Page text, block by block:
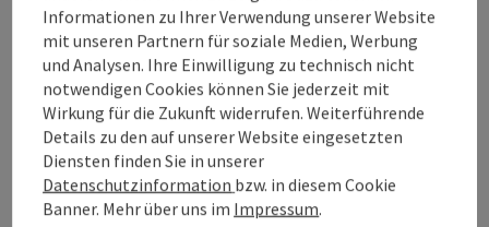
Verpflegung
Frühstück
Reiseablauf
buchbar von April bis Oktober
Preise zzgl. Tourismusabgabe.
Verlängerung möglich.
Kein Einzelzimmerzuschlag!
Informationen zu Ihrer Verwendung unserer Website
mit unseren Partnern für soziale Medien, Werbung
und Analysen. Ihre Einwilligung zu technisch nicht
notwendigen Cookies können Sie jederzeit mit
Wirkung für die Zukunft widerrufen. Weiterführende
Details zu den auf unserer Website eingesetzten
Diensten finden Sie in unserer
Datenschutzinformation bzw. in diesem Cookie
Banner. Mehr über uns im Impressum.